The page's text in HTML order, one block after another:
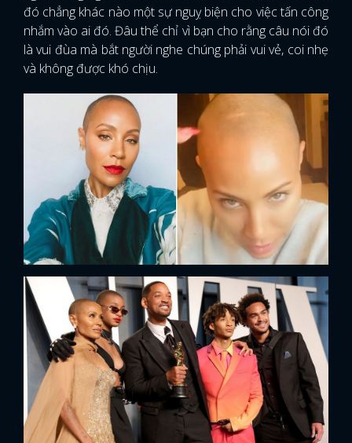
x
ĐĂNG NHẬP
đó chẳng khác nào một sự nguỵ biện cho việc tấn công
nhắm vào ai đó. Đâu thể chỉ vì bạn cho rằng câu nói đó
là vui đùa mà bắt người nghe chúng phải vui vẻ, coi nhẹ
và không được khó chịu.